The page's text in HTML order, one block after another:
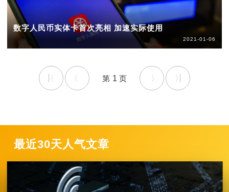
数字人民币实体卡首次亮相 加速实际使用
2021-01-06
1
最近30天人气文章